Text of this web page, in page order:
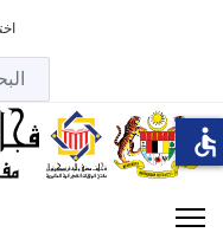
accessible